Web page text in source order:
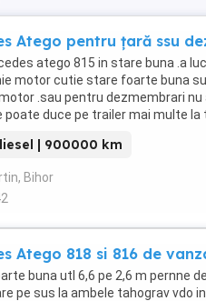
Atego pentru țară ssu
atego 815 in stare buna .a
motor cutie stare foarte buna
.sau pentru dezmembrari nu
poate duce pe trailer mai multe la
| 900000 km
Bihor
Atego 818 si 816 de
buna utl 6,6 pe 2,6 m pernne
pe sus la ambele tahograv vdo